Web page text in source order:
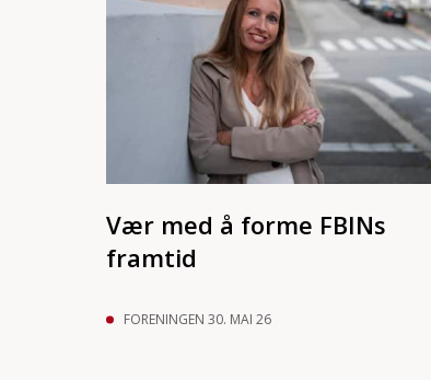
Vær med å forme FBINs
framtid
FORENINGEN 30. MAI 26